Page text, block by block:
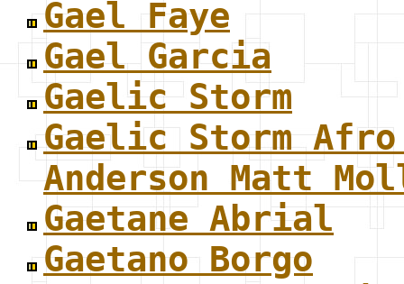
Gael Faye
Gael Garcia
Gaelic Storm
Gaelic Storm Afro
Anderson Matt
Gaetane Abrial
Gaetano Borgo